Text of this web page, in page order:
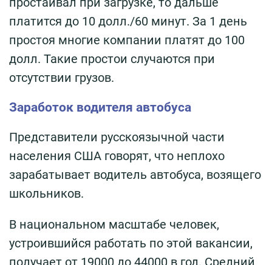
платится до 10 долл./60 минут. За 1 день
простоя многие компании платят до 100
долл. Такие простои случаются при
отсутствии грузов.
Заработок водителя автобуса
Представители русскоязычной части
населения США говорят, что неплохо
зарабатывает водитель автобуса, возящего
школьников.
В национальном масштабе человек,
устроившийся работать по этой вакансии,
получает от 19000 до 44000 в год. Средний